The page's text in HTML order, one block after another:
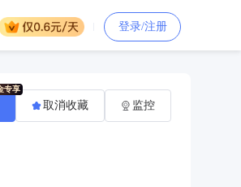
登录/注册
取消收藏 监控